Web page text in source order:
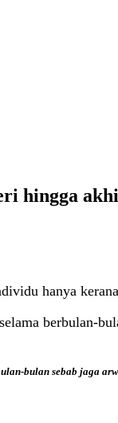
hingga
hanya
berbulan-
bulan sebab jaga